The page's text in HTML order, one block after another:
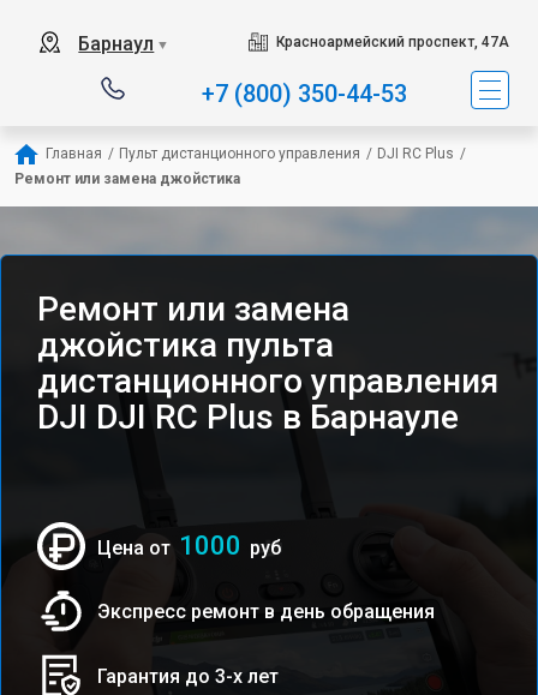
Барнаул ▼ Красноармейский проспект, 47А
+7 (800) 350-44-53
Главная / Пульт дистанционного управления / DJI RC Plus /
Ремонт или замена джойстика
Ремонт или замена
джойстика пульта
дистанционного управления
DJI DJI RC Plus в Барнауле
Цена от 1000 руб
Экспресс ремонт в день обращения
Гарантия до 3-х лет